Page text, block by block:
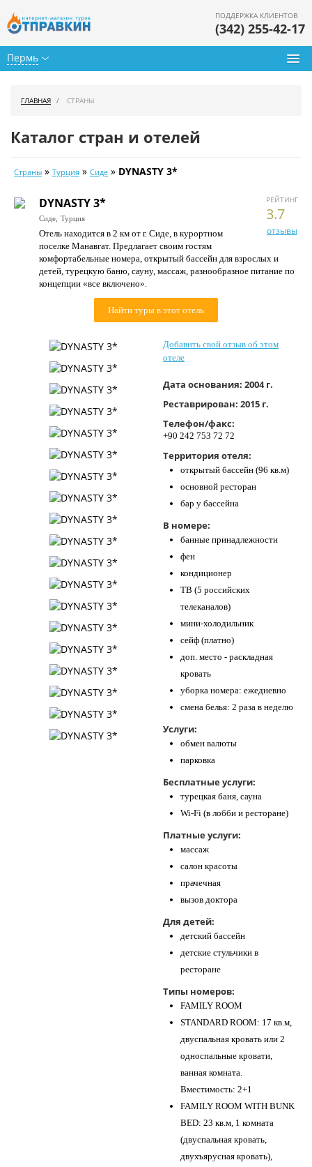
Пермь
ПОДДЕРЖКА КЛИЕНТОВ
(342) 255-42-17
Календарь туров
Цены дня
Страны
Как купить
ГЛАВНАЯ СТРАНЫ
Каталог стран и отелей
Страны » Турция » Сиде » DYNASTY 3*
РЕЙТИНГ
3.7
отзывы
DYNASTY 3*
Сиде, Турция
Отель находится в 2 км от г. Сиде, в курортном
поселке Манавгат. Предлагает своим гостям
комфортабельные номера, открытый бассейн для взрослых и
детей, турецкую баню, сауну, массаж, разнообразное питание по
концепции «все включено».
Найти туры в этот отель
Добавить свой отзыв об этом
отеле
Дата основания: 2004 г.
Реставрирован: 2015 г.
Телефон/факс:
+90 242 753 72 72
Территория отеля:
открытый бассейн (96 кв.м)
основной ресторан
бар у бассейна
В номере:
банные принадлежности
фен
кондиционер
ТВ (5 российских
телеканалов)
мини-холодильник
сейф (платно)
доп. место - раскладная
кровать
уборка номера: ежедневно
смена белья: 2 раза в неделю
Услуги:
обмен валюты
парковка
Бесплатные услуги:
турецкая баня, сауна
Wi-Fi (в лобби и ресторане)
Платные услуги:
массаж
салон красоты
прачечная
вызов доктора
Для детей:
детский бассейн
детские стульчики в
ресторане
Типы номеров:
FAMILY ROOM
STANDARD ROOM: 17 кв.м,
двуспальная кровать или 2
односпальные кровати,
ванная комната.
Вместимость: 2+1
FAMILY ROOM WITH BUNK
BED: 23 кв.м, 1 комната
(двуспальная кровать,
двухъярусная кровать),